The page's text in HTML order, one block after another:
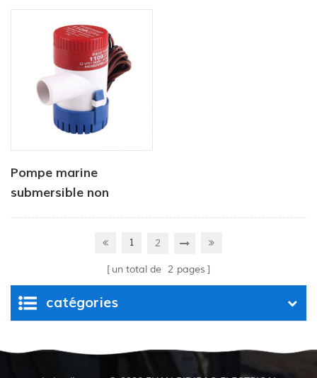
Pompe marine
submersible non
1 2
un total de 2 pages
catégories